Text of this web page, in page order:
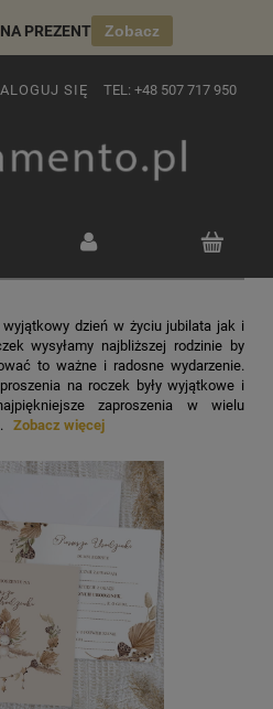
PREZENT Zobacz
SIĘ TEL: +48 507 717 950
dzień w życiu jubilata jak i
wysyłamy najbliższej rodzinie by
to ważne i radosne wydarzenie.
na roczek były wyjątkowe i
zaproszenia w wielu
Zobacz więcej